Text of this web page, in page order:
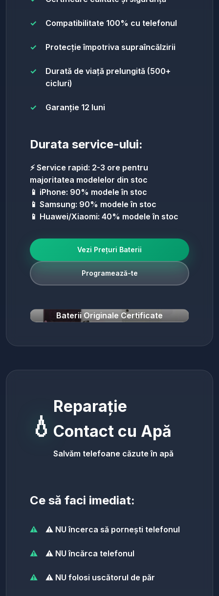
Compatibilitate 100% cu telefonul
Protecție împotriva supraîncălzirii
Durată de viață prelungită (500+
cicluri)
Garanție 12 luni
Durata service-ului:
⚡ Service rapid: 2-3 ore pentru
majoritatea modelelor din stoc
📱 iPhone: 90% modele în stoc
📱 Samsung: 90% modele în stoc
📱 Huawei/Xiaomi: 40% modele în stoc
Vezi Prețuri Baterii
Programează-te
Baterii Originale Certificate
💧
Reparație
Contact cu Apă
Salvăm telefoane căzute în apă
Ce să faci imediat:
⚠️ NU încerca să pornești telefonul
⚠️ NU încărca telefonul
⚠️ NU folosi uscătorul de păr